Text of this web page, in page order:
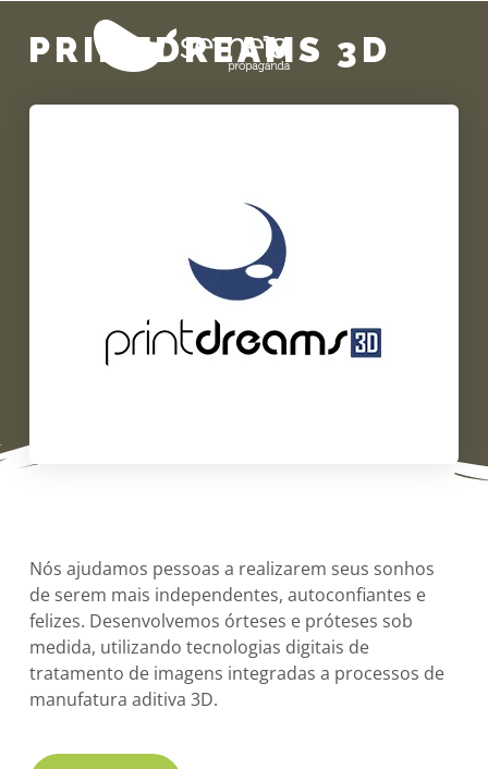
PRINTDREAMS 3D
Nós ajudamos pessoas a realizarem seus sonhos
de serem mais independentes, autoconfiantes e
felizes. Desenvolvemos órteses e próteses sob
medida, utilizando tecnologias digitais de
tratamento de imagens integradas a processos de
manufatura aditiva 3D.